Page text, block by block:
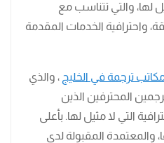
لها، والتي تتناسب مع
واحترافية الخدمات المقدمة
ترجمة في الخليج ، والذي
المحترفين الذين
التي لا مثيل لها. بأعلى
والمعتمدة المقبولة لدى